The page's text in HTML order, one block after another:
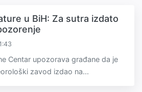
u BiH: Za sutra izdato
Centar upozorava građane da je
zavod izdao na...